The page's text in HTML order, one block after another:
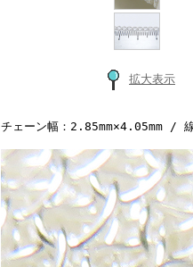
拡大表示
チェーン幅：2.85mm×4.05mm /